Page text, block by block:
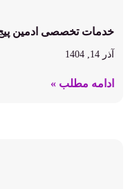
خدمات تخصصی ادمین
آذر 14, 1404
ادامه مطلب »